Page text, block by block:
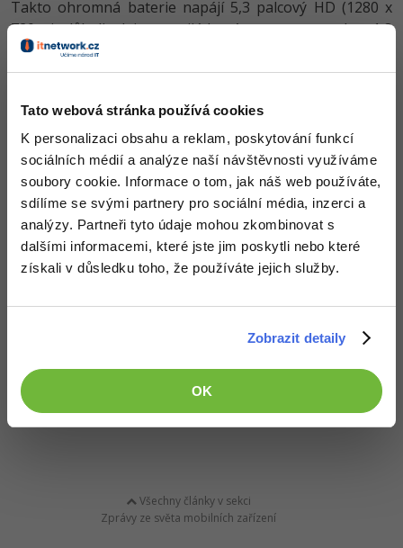
Tato webová stránka používá cookies
K personalizaci obsahu a reklam, poskytování funkcí
sociálních médií a analýze naší návštěvnosti využíváme
soubory cookie. Informace o tom, jak náš web používáte,
sdílíme se svými partnery pro sociální média, inzerci a
analýzy. Partneři tyto údaje mohou zkombinovat s
dalšími informacemi, které jste jim poskytli nebo které
získali v důsledku toho, že používáte jejich služby.
Zobrazit detaily
OK
Takto ohromná baterie napájí 5,3 palcový HD (1280 x
720 pixelů) displej a osmijádrový procesor o taktu 1,8
GHz od společnosti MediaTek, který doprovází 2GB
operační paměť RAM. Vnitřní uložiště by pak mělo mít
Co se týče fotoaparátu, nachází se zde hlavní snímač s
rozlišením 8 megapixelů a 5Mpx přední fotoaparát.
Operačním systémem pak bude Android ve verzi 6.0
Marshmallow.
Zajímavostí je také to, že je smartphone opatřen
technologii USB OTG, která vám umožní dobít z jeho
baterie jiná zařízení.
LG X Power je nyní dostupný u výše zmiňovaných
operátorů Sprint a Boost Mobile s cenovkou 129 dolarů
Zdroj: Android and Me
Všechny články v sekci
Zprávy ze světa mobilních zařízení